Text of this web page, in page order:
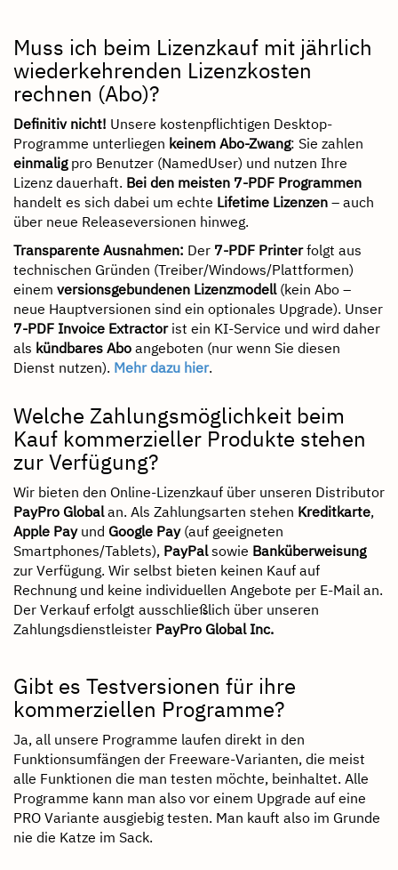
Muss ich beim Lizenzkauf mit jährlich
wiederkehrenden Lizenzkosten
rechnen (Abo)?
Definitiv nicht! Unsere kostenpflichtigen Desktop-
Programme unterliegen keinem Abo-Zwang: Sie zahlen
einmaligpro Benutzer (NamedUser) und nutzen Ihre
Lizenz dauerhaft. Bei den meisten 7-PDF Programmen
handelt es sich dabei um echte Lifetime Lizenzen – auch
über neue Releaseversionen hinweg.
Transparente Ausnahmen: Der 7-PDF Printerfolgt aus
technischen Gründen (Treiber/Windows/Plattformen)
einem versionsgebundenen Lizenzmodell(kein Abo –
neue Hauptversionen sind ein optionales Upgrade). Unser
7-PDF Invoice Extractorist ein KI-Service und wird daher
als kündbares Abo angeboten (nur wenn Sie diesen
Dienst nutzen). Mehr dazu hier.
Welche Zahlungsmöglichkeit beim
Kauf kommerzieller Produkte stehen
zur Verfügung?
Wir bieten den Online-Lizenzkauf über unseren Distributor
PayPro Globalan. Als Zahlungsarten stehen Kreditkarte,
Apple Payund Google Pay(auf geeigneten
Smartphones/Tablets), PayPalsowie Banküberweisung
zur Verfügung. Wir selbst bieten keinen Kauf auf
Rechnung und keine individuellen Angebote per E-Mail an.
Der Verkauf erfolgt ausschließlich über unseren
Zahlungsdienstleister PayPro Global Inc.
Gibt es Testversionen für ihre
kommerziellen Programme?
Ja, all unsere Programme laufen direkt in den
Funktionsumfängen der Freeware-Varianten, die meist
alle Funktionen die man testen möchte, beinhaltet. Alle
Programme kann man also vor einem Upgrade auf eine
PRO Variante ausgiebig testen. Man kauft also im Grunde
nie die Katze im Sack.